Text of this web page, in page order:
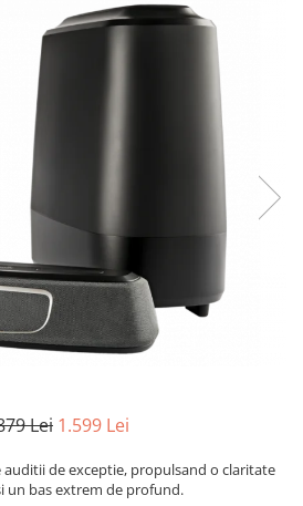
Lei 1.599 Lei
de exceptie, propulsand o claritate
un bas extrem de profund.